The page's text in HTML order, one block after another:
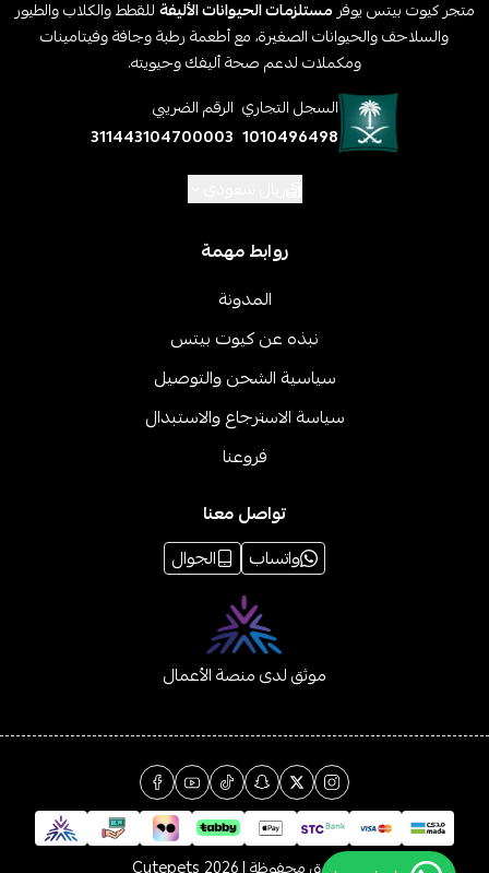
متجر كيوت بيتس يوفر مستلزمات الحيوانات الأليفةللقطط والكلاب والطيور
والسلاحف والحيوانات الصغيرة، مع أطعمة رطبة وجافة وفيتامينات
ومكملات لدعم صحة أليفك وحيويته.
السجل التجاري
1010496498
الرقم الضريبي
311443104700003
روابط مهمة
المدونة
نبذه عن كيوت بيتس
سياسية الشحن والتوصيل
سياسة الاسترجاع والاستبدال
فروعنا
تواصل معنا
واتساب
الجوال
موثق لدى منصة الأعمال
الحقوق محفوظة | 2026 Cutepets